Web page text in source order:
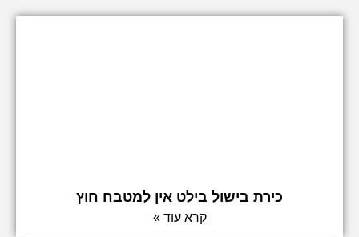
כירת בישול בילט אין למטבח חוץ
קרא עוד »